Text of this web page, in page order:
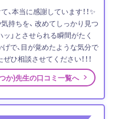
本当に感謝しています！！✨
持ちを、 改めてしっかり見つ
」とさせられる瞬間がたく
げで、目が覚めたような気分で
ひ相談させてください！！！
か)先生の口コミ一覧へ